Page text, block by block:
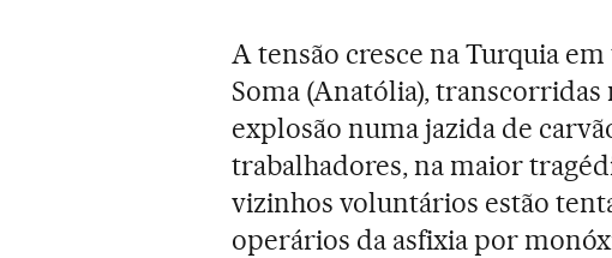
A tensão cresce na Turquia
Soma (Anatólia), transcorridas
explosão numa jazida de
trabalhadores, na maior
vizinhos voluntários estão
operários da asfixia por